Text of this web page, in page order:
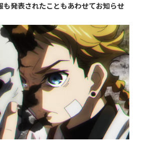
も発表されたこともあわせてお知らせ